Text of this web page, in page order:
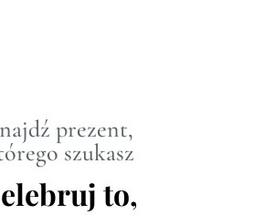
prezent,
szukasz
to,